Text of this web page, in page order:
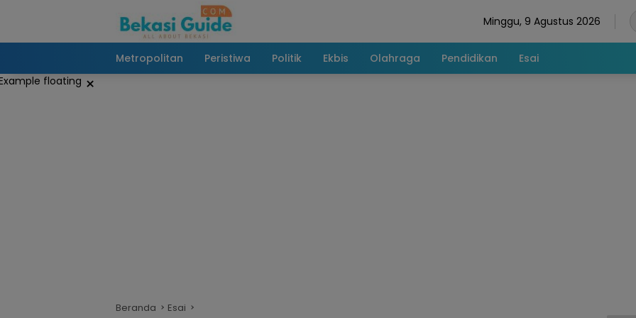
Minggu, 9 Agustus 2026
Metropolitan Peristiwa Politik Ekbis Olahraga Pendidikan Esai
×
Beranda Esai